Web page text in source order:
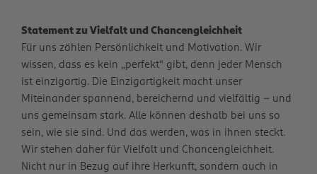
Statement zu Vielfalt und Chancengleichheit
Für uns zählen Persönlichkeit und Motivation. Wir
wissen, dass es kein „perfekt“ gibt, denn jeder Mensch
ist einzigartig. Die Einzigartigkeit macht unser
Miteinander spannend, bereichernd und vielfältig – und
uns gemeinsam stark. Alle können deshalb bei uns so
sein, wie sie sind. Und das werden, was in ihnen steckt.
Wir stehen daher für Vielfalt und Chancengleichheit.
Nicht nur in Bezug auf ihre Herkunft, sondern auch in